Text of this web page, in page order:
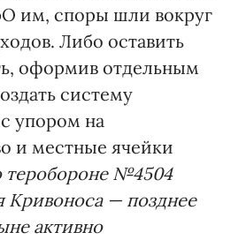
им, споры шли вокруг
Либо оставить
оформив отдельным
систему
упором на
и местные ячейки
№4504
Кривоноса — позднее
активно